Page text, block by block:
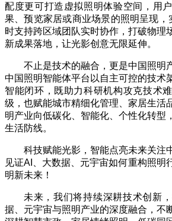
配度更可打造虚拟照明体验空间，用
果、预览家居或商业场景的照明呈现，
时支持跨区域团队实时协作，打破物理
新成果落地，让光影创意无限延伸。
不止是技术的融合，更是中国照明
中国照明智能体平台以自主可控的技术
智能闭环，既助力科研机构攻克技术
级，也赋能城市精细化管理、家居生活
明产业向低碳化、智能化、个性化转型
生活防线。
科技赋能光影，智能点亮未来关注
见证AI、大数据、元宇宙如何重构照明
明新未来！
未来，我们将持续深耕技术创新
据、元宇宙与照明产业的深度融合，不